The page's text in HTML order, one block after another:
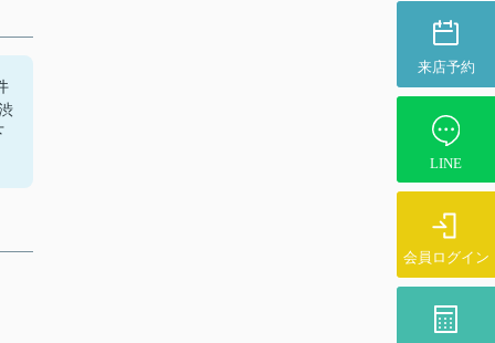
来店予約
LINE
会員ログイン